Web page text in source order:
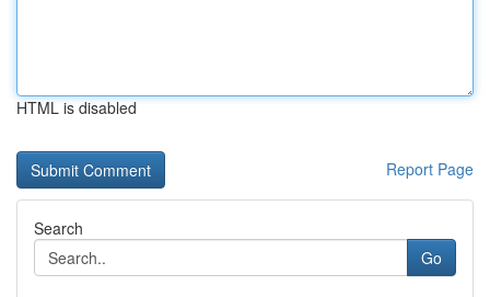
HTML is disabled
Report Page
Search
Go